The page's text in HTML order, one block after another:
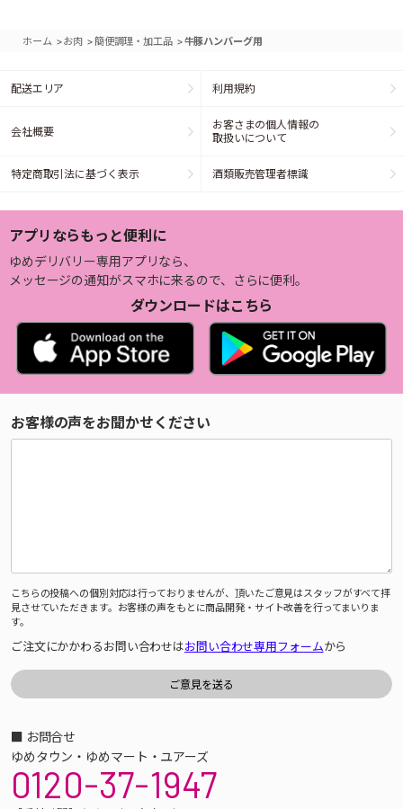
ホーム >お肉 >簡便調理・加工品 >牛豚ハンバーグ用
配送エリア 利用規約
会社概要
お客さまの個人情報の
取扱いについて
特定商取引法に基づく表示 酒類販売管理者標識
アプリならもっと便利に
ゆめデリバリー専用アプリなら、
メッセージの通知がスマホに来るので、さらに便利。
ダウンロードはこちら
お客様の声をお聞かせください
こちらの投稿への個別対応は行っておりませんが、頂いたご意見はスタッフがすべて拝
見させていただきます。お客様の声をもとに商品開発・サイト改善を行ってまいりま
す。
ご注文にかかわるお問い合わせはお問い合わせ専用フォームから
■ お問合せ
ゆめタウン・ゆめマート・ユアーズ
0120-37-1947